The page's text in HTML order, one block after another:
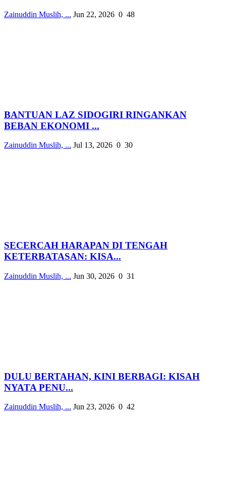
Zainuddin Muslih, ... Jun 22, 2026 0 48
BANTUAN LAZ SIDOGIRI RINGANKAN
BEBAN EKONOMI ...
Zainuddin Muslih, ... Jul 13, 2026 0 30
SECERCAH HARAPAN DI TENGAH
KETERBATASAN: KISA...
Zainuddin Muslih, ... Jun 30, 2026 0 31
DULU BERTAHAN, KINI BERBAGI: KISAH
NYATA PENU...
Zainuddin Muslih, ... Jun 23, 2026 0 42